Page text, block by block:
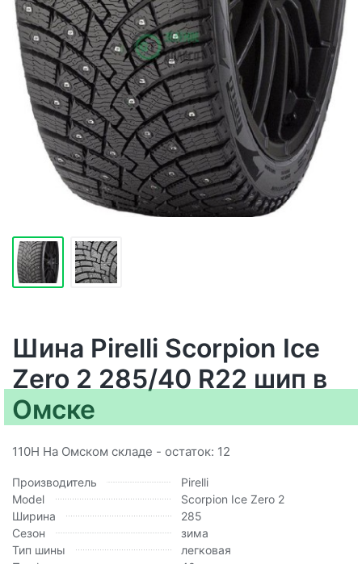
Шина Pirelli Scorpion Ice
Zero 2 285/40 R22 шип в
Омске
110H На Омском складе - остаток: 12
Производитель
Pirelli
Model
Scorpion Ice Zero 2
Ширина
285
Сезон
зима
Тип шины
легковая